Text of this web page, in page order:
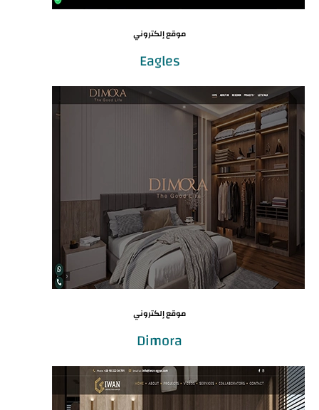
موقع إلكتروني
Eagles
موقع إلكتروني
Dimora